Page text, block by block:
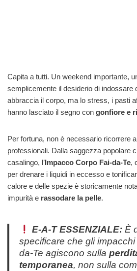
Capita a tutti. Un weekend importante,
semplicemente il desiderio di indossare
abbraccia il corpo, ma lo stress, i pasti
hanno lasciato il segno con gonfiore e
Per fortuna, non è necessario ricorrere
professionali. Dalla saggezza popolare
casalingo, l’Impacco Corpo Fai-da-Te,
per drenare i liquidi in eccesso e
calore e delle spezie è storicamente
impurità e rassodare la pelle.
E-A-T ESSENZIALE: È
specificare che gli
da-Te agiscono sulla
temporanea, non sulla